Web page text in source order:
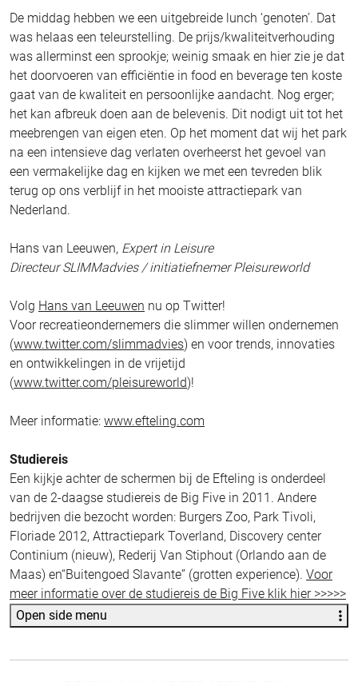
De middag hebben we een uitgebreide lunch ‘genoten’. Dat
was helaas een teleurstelling. De prijs/kwaliteitverhouding
was allerminst een sprookje; weinig smaak en hier zie je dat
het doorvoeren van efficiëntie in food en beverage ten koste
gaat van de kwaliteit en persoonlijke aandacht. Nog erger;
het kan afbreuk doen aan de belevenis. Dit nodigt uit tot het
meebrengen van eigen eten. Op het moment dat wij het park
na een intensieve dag verlaten overheerst het gevoel van
een vermakelijke dag en kijken we met een tevreden blik
terug op ons verblijf in het mooiste attractiepark van
Nederland.
Hans van Leeuwen, Expert in Leisure
Directeur SLIMMadvies / initiatiefnemer Pleisureworld
Volg Hans van Leeuwen nu op Twitter!
Voor recreatieondernemers die slimmer willen ondernemen
(www.twitter.com/slimmadvies) en voor trends, innovaties
en ontwikkelingen in de vrijetijd
(www.twitter.com/pleisureworld)!
Meer informatie: www.efteling.com
Studiereis
Een kijkje achter de schermen bij de Efteling is onderdeel
van de 2-daagse studiereis de Big Five in 2011. Andere
bedrijven die bezocht worden: Burgers Zoo, Park Tivoli,
Floriade 2012, Attractiepark Toverland, Discovery center
Continium (nieuw), Rederij Van Stiphout (Orlando aan de
Maas) en“Buitengoed Slavante” (grotten experience). Voor
meer informatie over de studiereis de Big Five klik hier >>>>>
Open side menu